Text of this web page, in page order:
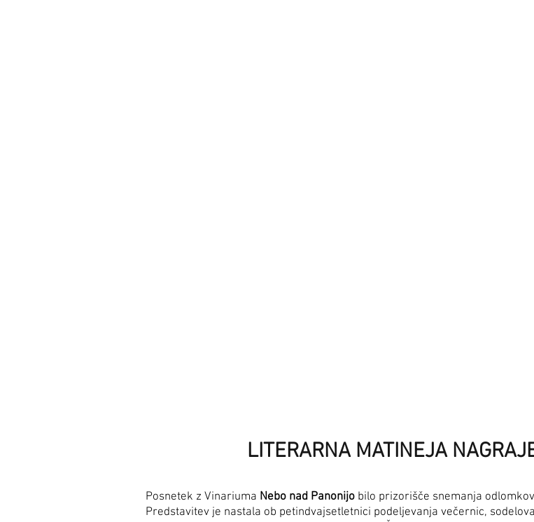
LITERARNA MATINEJA
Posnetek z Vinariuma Nebo nad Panonijo bilo prizorišče snemanja
Predstavitev je nastala ob petindvajsetletnici podeljevanja večernic,